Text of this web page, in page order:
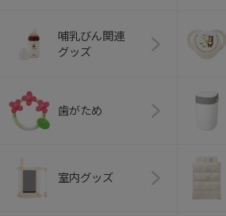
哺乳びん関連
グッズ
歯がため
室内グッズ